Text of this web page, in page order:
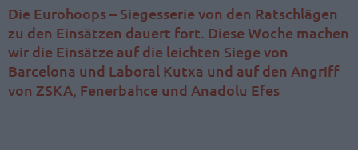
Die Eurohoops – Siegesserie von den Ratschlägen
zu den Einsätzen dauert fort. Diese Woche machen
wir die Einsätze auf die leichten Siege von
Barcelona und Laboral Kutxa und auf den Angriff
von ZSKA, Fenerbahce und Anadolu Efes